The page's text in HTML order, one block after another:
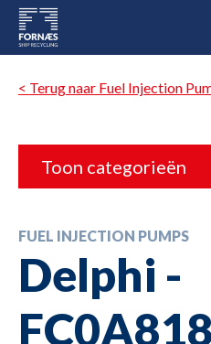
< Terug naar Fuel Injection
Toon categorieën
FUEL INJECTION PUMPS
Delphi -